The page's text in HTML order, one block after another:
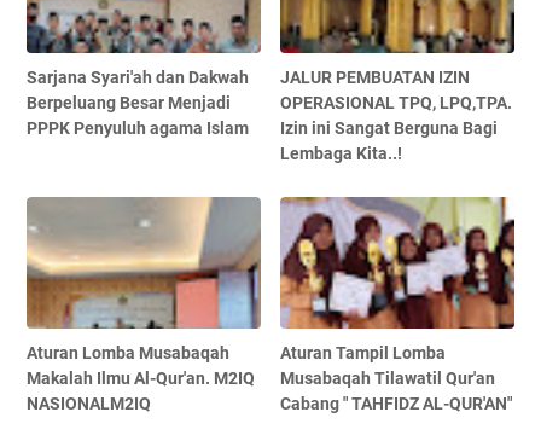
Sarjana Syari'ah dan Dakwah
Berpeluang Besar Menjadi
PPPK Penyuluh agama Islam
JALUR PEMBUATAN IZIN
OPERASIONAL TPQ, LPQ,TPA.
Izin ini Sangat Berguna Bagi
Lembaga Kita..!
Aturan Lomba Musabaqah
Makalah Ilmu Al-Qur'an. M2IQ
NASIONALM2IQ
Aturan Tampil Lomba
Musabaqah Tilawatil Qur'an
Cabang " TAHFIDZ AL-QUR'AN"